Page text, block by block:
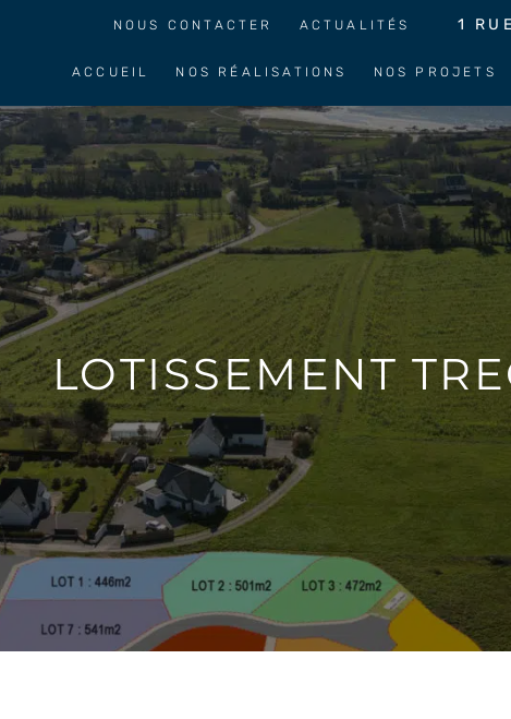
NOUS CONTACTER ACTUALITÉS 1
ACCUEIL NOS RÉALISATIONS NOS PROJETS
LOTISSEMENT